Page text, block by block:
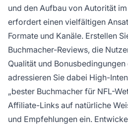
und den Aufbau von Autorität
erfordert einen vielfältigen
Formate und Kanäle. Erstellen
Buchmacher-Reviews, die
Qualität und
adressieren Sie dabei High-
„bester Buchmacher für NFL-
Affiliate-Links auf natürliche
und Empfehlungen ein.